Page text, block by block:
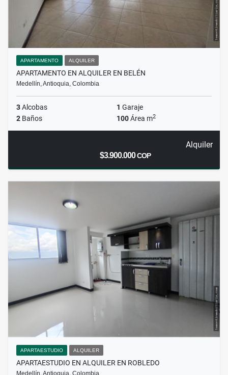
APARTAMENTO ALQUILER
APARTAMENTO EN ALQUILER EN BELÉN
Medellín, Antioquia, Colombia
3Alcobas 1 Garaje
2 Baños 100Área m2
Alquiler
$3.900.000COP
APARTAESTUDIO ALQUILER
APARTAESTUDIO EN ALQUILER EN ROBLEDO
Medellín, Antioquia, Colombia